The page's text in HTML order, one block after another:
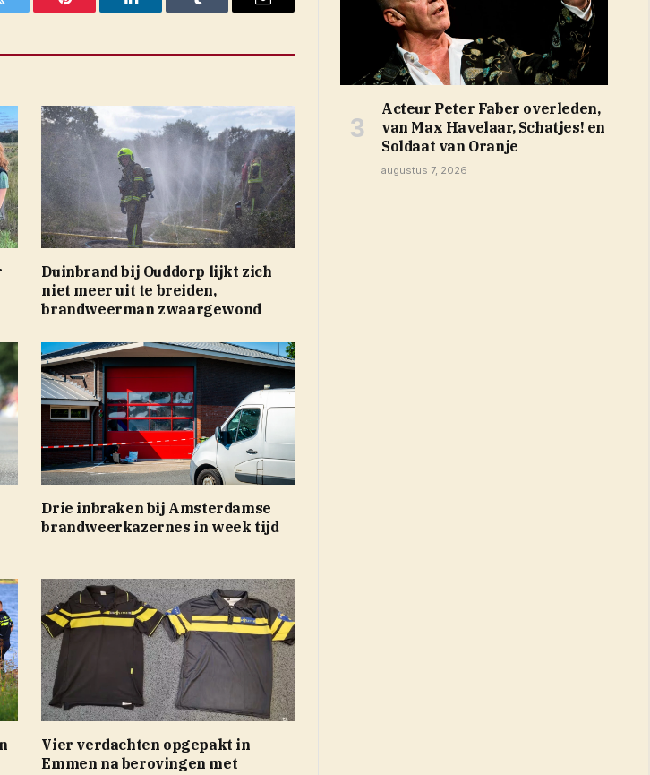
Pinterest LinkedIn Tumblr Email
Duinbrand bij Ouddorp lijkt zich
niet meer uit te breiden,
brandweerman zwaargewond
Drie inbraken bij Amsterdamse
brandweerkazernes in week tijd
Vier verdachten opgepakt in
Emmen na berovingen met
Acteur Peter Faber overleden,
van Max Havelaar, Schatjes! en
Soldaat van Oranje
augustus 7, 2026